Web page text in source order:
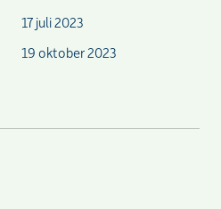
17 juli 2023
19 oktober 2023